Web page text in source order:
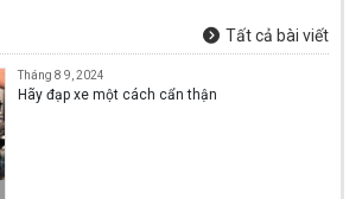
Tất cả bài viết
Tháng 8 9, 2024
Hãy đạp xe một cách cẩn thận